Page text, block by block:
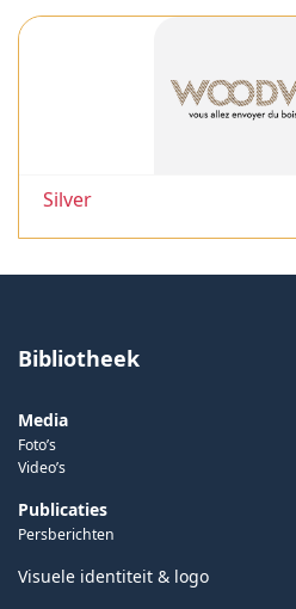
Silver
Bibliotheek
Media
Foto’s
Video’s
Publicaties
Persberichten
Visuele identiteit & logo